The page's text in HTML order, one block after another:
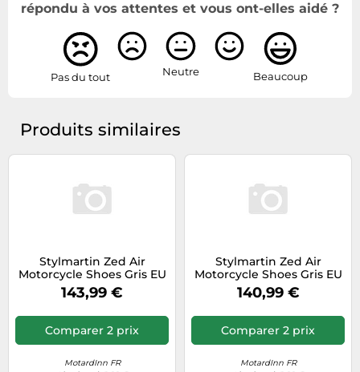
répondu à vos attentes et vous ont-elles aidé ?
Pas du tout Neutre Beaucoup
Produits similaires
Stylmartin Zed Air
Motorcycle Shoes Gris EU
43 Homme
143,99 €
Comparer 2 prix
MotardInn FR
Stylmartin Zed Air
Motorcycle Shoes Gris EU
45 Homme
140,99 €
Comparer 2 prix
MotardInn FR